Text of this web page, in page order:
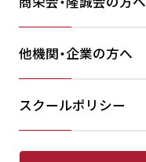
他機関・企業の方へ
スクールポリシー